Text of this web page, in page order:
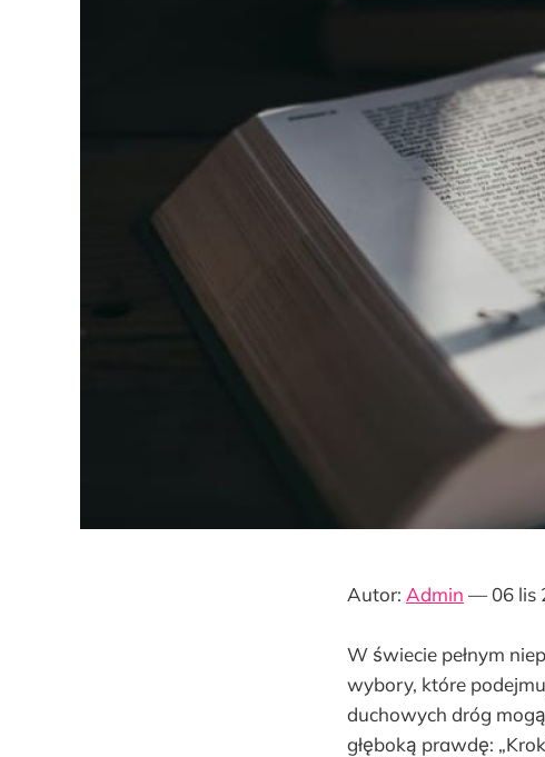
Autor: Admin — 06 lis
W świecie pełnym
wybory, które
duchowych dróg
głęboką prawdę: